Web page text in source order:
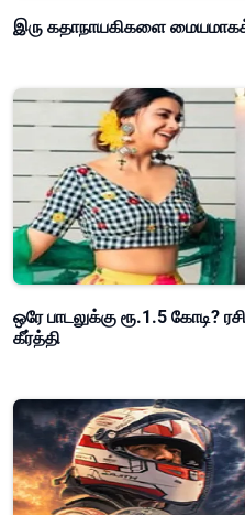
இரு கதாநாயகிகளை
ஒரே பாடலுக்கு ரூ.1.5 கோடி?
கீர்த்தி